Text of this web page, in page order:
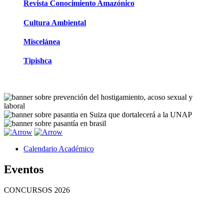
Revista Conocimiento Amazónico
Cultura Ambiental
Miscelánea
Tipishca
Calendario Académico
Eventos
CONCURSOS 2026